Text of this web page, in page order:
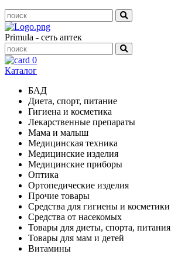
Primula - сеть аптек
0
Каталог
БАД
Диета, спорт, питание
Гигиена и косметика
Лекарственные препараты
Мама и малыш
Медицинская техника
Медицинские изделия
Медицинские приборы
Оптика
Ортопедические изделия
Прочие товары
Средства для гигиены и косметики
Средства от насекомых
Товары для диеты, спорта, питания
Товары для мам и детей
Витамины